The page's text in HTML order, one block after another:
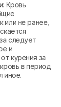
Кровь
или не ранее,
следует
и
курения за
в период
иное.